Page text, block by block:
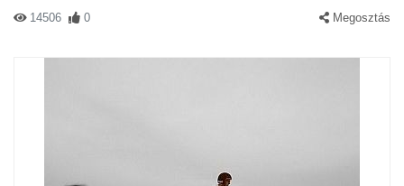
14506 0 Megosztás